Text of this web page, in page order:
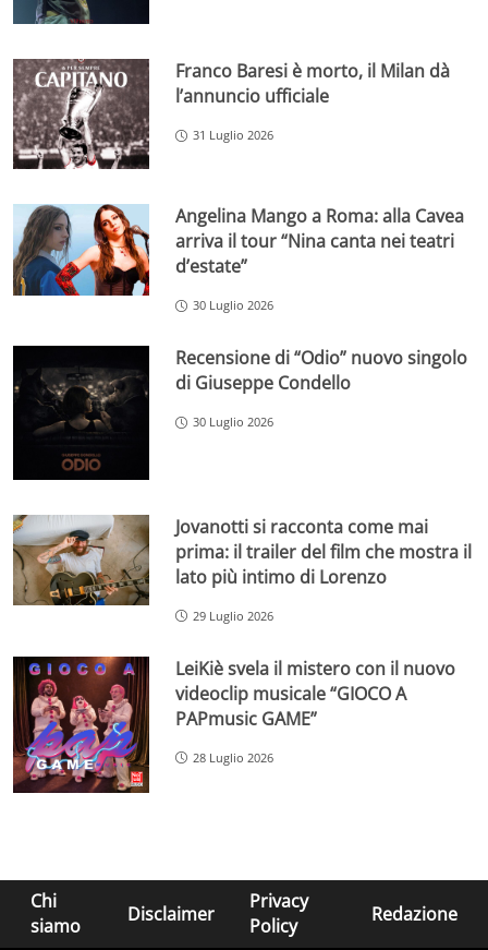
Franco Baresi è morto, il Milan dà
l’annuncio ufficiale
31 Luglio 2026
Angelina Mango a Roma: alla Cavea
arriva il tour “Nina canta nei teatri
d’estate”
30 Luglio 2026
Recensione di “Odio” nuovo singolo
di Giuseppe Condello
30 Luglio 2026
Jovanotti si racconta come mai
prima: il trailer del film che mostra il
lato più intimo di Lorenzo
29 Luglio 2026
LeiKiè svela il mistero con il nuovo
videoclip musicale “GIOCO A
PAPmusic GAME”
28 Luglio 2026
Chi
siamo
Disclaimer
Privacy
Policy
Redazione